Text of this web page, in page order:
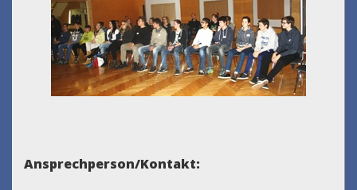
Ansprechperson/Kontakt: